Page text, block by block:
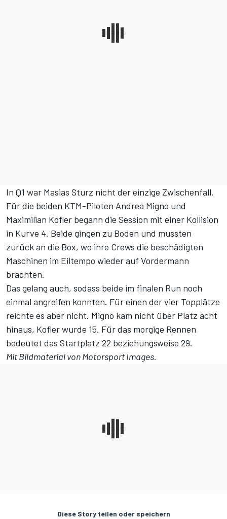
In Q1 war Masias Sturz nicht der einzige Zwischenfall.
Für die beiden KTM-Piloten Andrea Migno und
Maximilian Kofler begann die Session mit einer Kollision
in Kurve 4. Beide gingen zu Boden und mussten
zurück an die Box, wo ihre Crews die beschädigten
Maschinen im Eiltempo wieder auf Vordermann
brachten.
Das gelang auch, sodass beide im finalen Run noch
einmal angreifen konnten. Für einen der vier Topplätze
reichte es aber nicht. Migno kam nicht über Platz acht
hinaus, Kofler wurde 15. Für das morgige Rennen
bedeutet das Startplatz 22 beziehungsweise 29.
Mit Bildmaterial von Motorsport Images.
Diese Story teilen oder speichern